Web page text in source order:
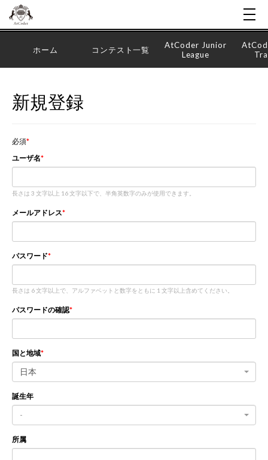
ホーム コンテスト一覧
AtCoder Junior
League
新規登録
必須
ユーザ名
長さは 3 文字以上 16 文字以下で、半角英数字のみが使用できます。
メールアドレス
パスワード
長さは 6 文字以上で、アルファベットと数字をともに 1 文字以上含めてください。
パスワードの確認
国と地域
日本
誕生年
-
所属